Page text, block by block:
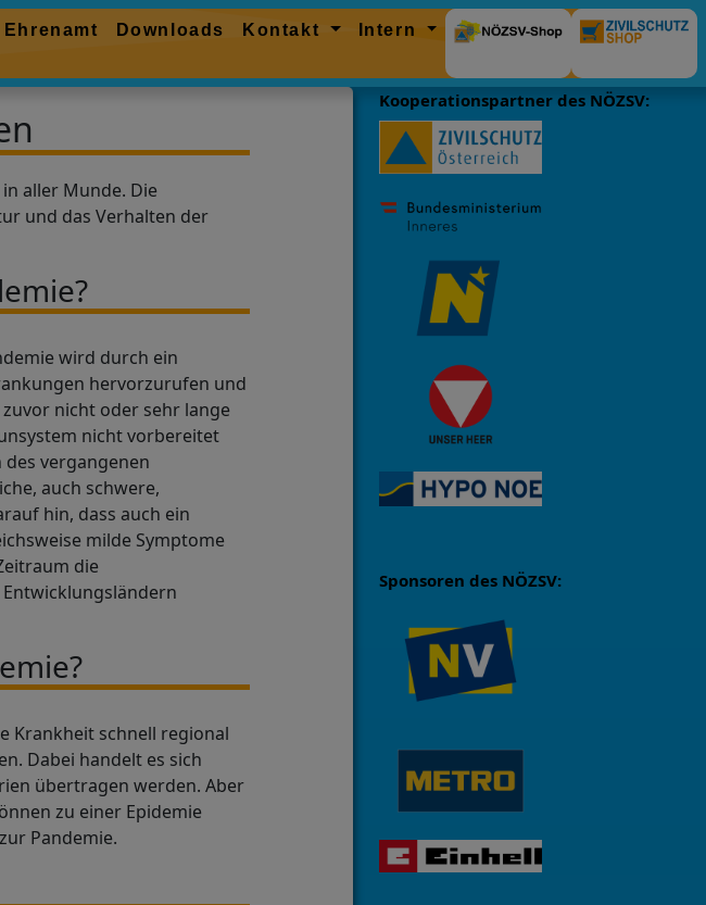
Ehrenamt Downloads Kontakt Intern
aller Munde. Die
und das Verhalten der
wird durch ein
hervorzurufen und
nicht oder sehr lange
nicht vorbereitet
vergangenen
auch schwere,
hin, dass auch ein
milde Symptome
die
Krankheit schnell regional
Dabei handelt es sich
übertragen werden. Aber
zu einer Epidemie
Pandemie.
Kooperationspartner des NÖZSV:
Sponsoren des NÖZSV: